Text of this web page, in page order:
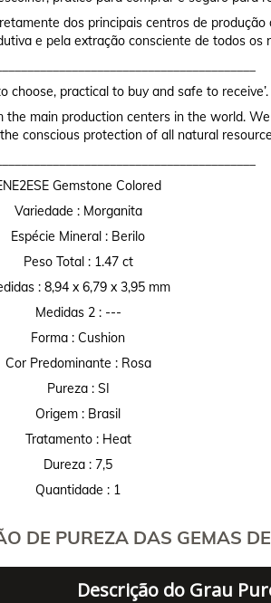
dos principais centros de
e pela extração consciente de todos os
choose, practical to buy and safe to receive’.
main production centers in the world.
conscious protection of all natural
Gemstone Colored
Variedade : Morganita
Espécie Mineral : Berilo
Peso Total : 1.47 ct
: 8,94 x 6,79 x 3,95 mm
Medidas 2 : ---
Forma : Cushion
Cor Predominante : Rosa
Pureza : SI
Origem : Brasil
Tratamento : Heat
Dureza : 7,5
Quantidade : 1
DE PUREZA DAS GEMAS
Descrição do Grau